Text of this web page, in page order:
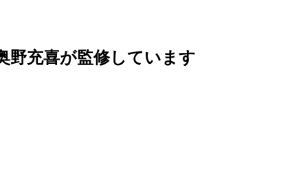
野充喜が監修しています